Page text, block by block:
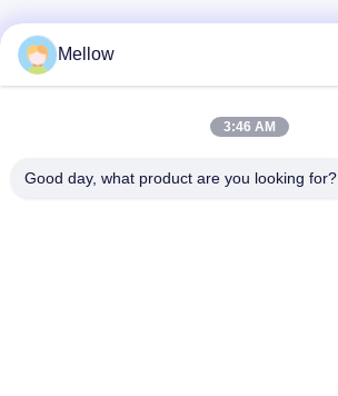
製品
企業紹介
生産現場
場合
Mellow
3:46 AM
Good day, what product are you looking for?